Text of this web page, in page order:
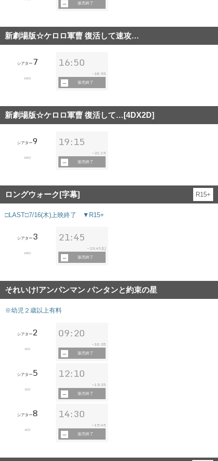
販売終了
新劇場版☆ケロロ軍曹 復活して速攻…
シアター 7
109分
16:50
~18:55
販売終了
新劇場版☆ケロロ軍曹 復活して…[4DX2D]
シアター9
109分
19:15
~ 21:15
販売終了
ロングウォーク[字幕] R15+
□LAST□7/16(木)上映終了 ▼R15+
シアター 3
108分
21:45
~ 23:45 [L]
販売終了
それいけ!アンパンマン パンタンと約束の星
※幼児２歳以上有料
シアター2
62分
09:20
~10:35
販売終了
シアター5
62分
12:10
~13:25
販売終了
シアター8
62分
14:30
~15:45
販売終了